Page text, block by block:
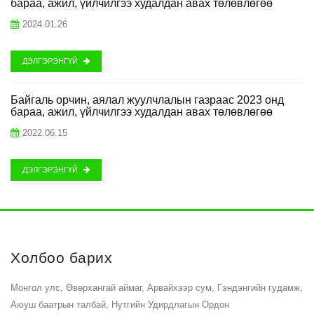
бараа, ажил, үйлчилгээ худалдан авах төлөвлөгөө
2024.01.26
ДЭЛГЭРЭНГҮЙ
Байгаль орчин, аялал жуулчлалын газраас 2023 онд
бараа, ажил, үйлчилгээ худалдан авах төлөвлөгөө
2022.06.15
ДЭЛГЭРЭНГҮЙ
Холбоо барих
Монгол улс, Өвөрхангай аймаг, Арвайхээр сум, Гэндэнгийн гудамж,
Аюуш баатрын талбай, Нутгийн Удирдлагын Ордон